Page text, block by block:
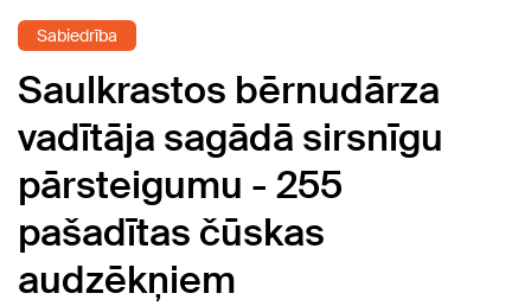
Sabiedrība
Saulkrastos bērnudārza
vadītāja sagādā sirsnīgu
pārsteigumu - 255
pašadītas čūskas
audzēkņiem